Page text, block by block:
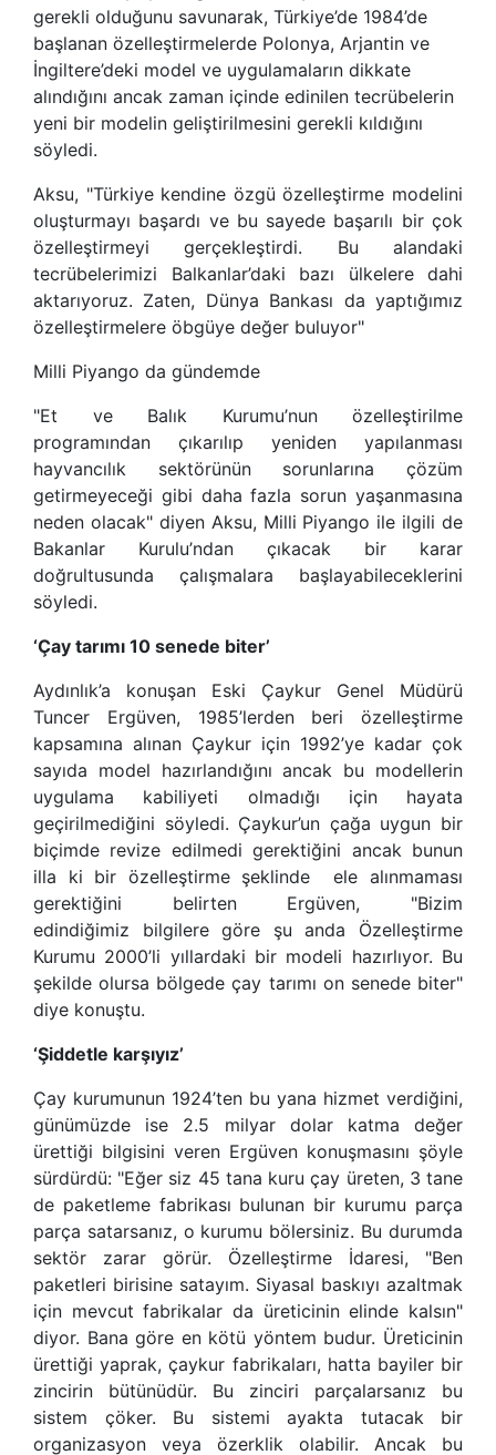
gerekli olduğunu savunarak, Türkiye’de 1984’de
başlanan özelleştirmelerde Polonya, Arjantin ve
İngiltere’deki model ve uygulamaların dikkate
alındığını ancak zaman içinde edinilen tecrübelerin
yeni bir modelin geliştirilmesini gerekli kıldığını
söyledi.
Aksu, "Türkiye kendine özgü özelleştirme modelini
oluşturmayı başardı ve bu sayede başarılı bir çok
özelleştirmeyi gerçekleştirdi. Bu alandaki
tecrübelerimizi Balkanlar’daki bazı ülkelere dahi
aktarıyoruz. Zaten, Dünya Bankası da yaptığımız
özelleştirmelere öbgüye değer buluyor"
Milli Piyango da gündemde
"Et ve Balık Kurumu’nun özelleştirilme
programından çıkarılıp yeniden yapılanması
hayvancılık sektörünün sorunlarına çözüm
getirmeyeceği gibi daha fazla sorun yaşanmasına
neden olacak" diyen Aksu, Milli Piyango ile ilgili de
Bakanlar Kurulu’ndan çıkacak bir karar
doğrultusunda çalışmalara başlayabileceklerini
söyledi.
‘Çay tarımı 10 senede biter’
Aydınlık’a konuşan Eski Çaykur Genel Müdürü
Tuncer Ergüven, 1985’lerden beri özelleştirme
kapsamına alınan Çaykur için 1992’ye kadar çok
sayıda model hazırlandığını ancak bu modellerin
uygulama kabiliyeti olmadığı için hayata
geçirilmediğini söyledi. Çaykur’un çağa uygun bir
biçimde revize edilmedi gerektiğini ancak bunun
illa ki bir özelleştirme şeklinde ele alınmaması
gerektiğini belirten Ergüven, "Bizim
edindiğimiz bilgilere göre şu anda Özelleştirme
Kurumu 2000’li yıllardaki bir modeli hazırlıyor. Bu
şekilde olursa bölgede çay tarımı on senede biter"
diye konuştu.
‘Şiddetle karşıyız’
Çay kurumunun 1924’ten bu yana hizmet verdiğini,
günümüzde ise 2.5 milyar dolar katma değer
ürettiği bilgisini veren Ergüven konuşmasını şöyle
sürdürdü: "Eğer siz 45 tana kuru çay üreten, 3 tane
de paketleme fabrikası bulunan bir kurumu parça
parça satarsanız, o kurumu bölersiniz. Bu durumda
sektör zarar görür. Özelleştirme İdaresi, "Ben
paketleri birisine satayım. Siyasal baskıyı azaltmak
için mevcut fabrikalar da üreticinin elinde kalsın"
diyor. Bana göre en kötü yöntem budur. Üreticinin
ürettiği yaprak, çaykur fabrikaları, hatta bayiler bir
zincirin bütünüdür. Bu zinciri parçalarsanız bu
sistem çöker. Bu sistemi ayakta tutacak bir
organizasyon veya özerklik olabilir. Ancak bu